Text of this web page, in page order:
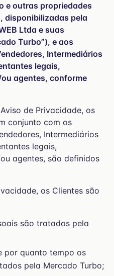
e outras propriedades
disponibilizadas pela
Ltda e suas
Turbo”), e aos
Intermediários
legais,
agentes, conforme
de Privacidade, os
conjunto com os
Intermediários
legais,
agentes, são definidos
os Clientes são
são tratados pela
por quanto tempo os
pela Mercado Turbo;